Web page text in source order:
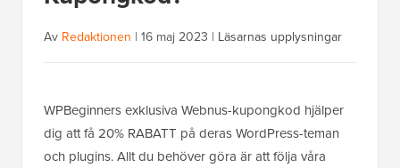
Av Redaktionen | 16 maj 2023 | Läsarnas upplysningar
WPBeginners exklusiva Webnus-kupongkod hjälper
dig att få 20% RABATT på deras WordPress-teman
och plugins. Allt du behöver göra är att följa våra